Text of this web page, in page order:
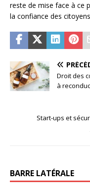
reste de mise face à ce
la confiance des
Droit des
à
Start-ups et
BARRE LATÉRALE